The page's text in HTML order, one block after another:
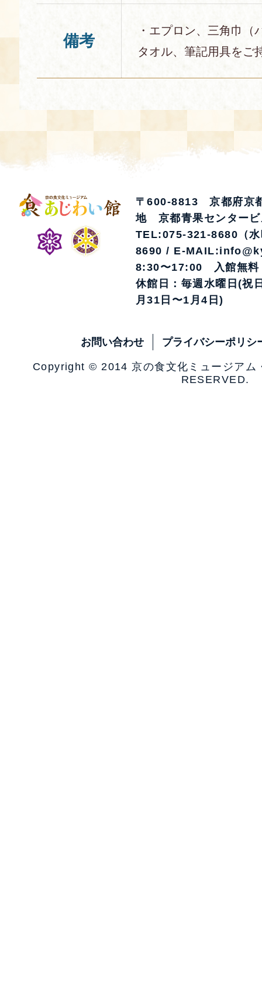
備考
・エプロン、三角巾（
タオル、筆記用具をご
〒600-8813 京都府京
地 京都青果センタービ
TEL:075-321-8680（
8690 / E-
8:30〜17:00 入館無料
休館日：毎週水曜日(祝
月31日〜1月4日)
お問い合わせ プライバシーポリシ
Copyright © 2014 京の食文化ミュージア
RESERVED.